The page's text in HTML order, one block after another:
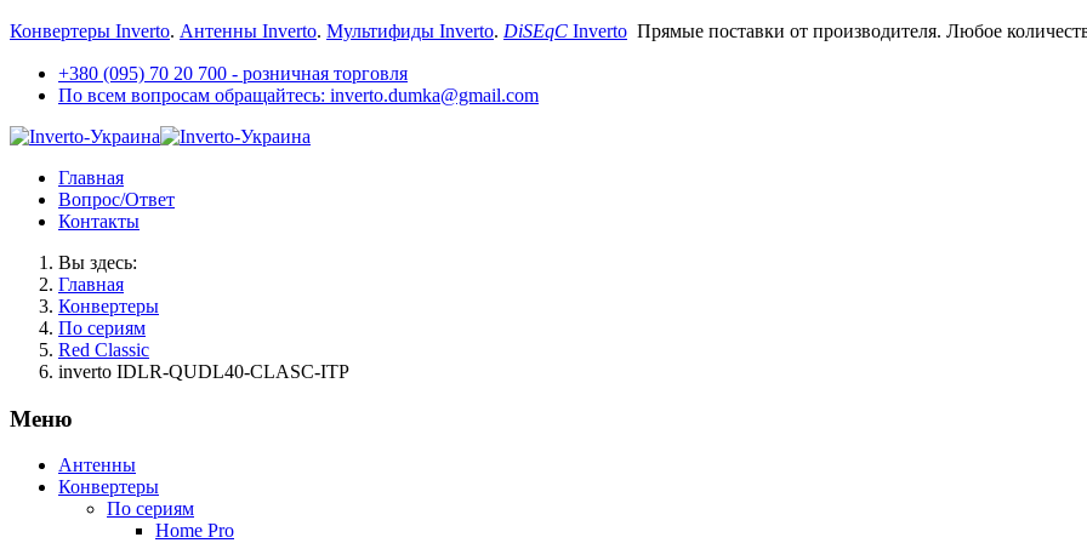
Конвертеры Inverto. Антенны Inverto. Мультифиды Inverto. DiSEqC Inverto Прямые поставки от производителя. Любое
+380 (095) 70 20 700 - розничная торговля
По всем вопросам обращайтесь: inverto.dumka@gmail.com
Главная
Вопрос/Ответ
Контакты
Вы здесь:
Главная
Конвертеры
По сериям
Red Classic
inverto IDLR-QUDL40-CLASC-ITP
Меню
Антенны
Конвертеры
По сериям
Home Pro